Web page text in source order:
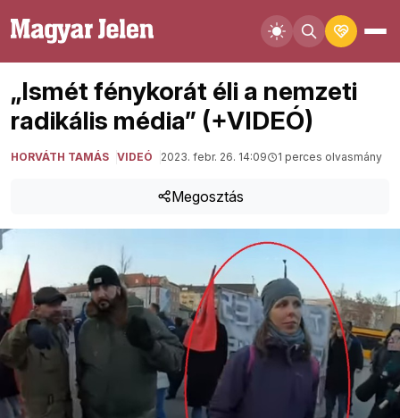
„Ismét fénykorát éli a nemzeti
radikális média” (+VIDEÓ)
HORVÁTH TAMÁS VIDEÓ 2023. febr. 26. 14:09 1 perces olvasmány
Megosztás